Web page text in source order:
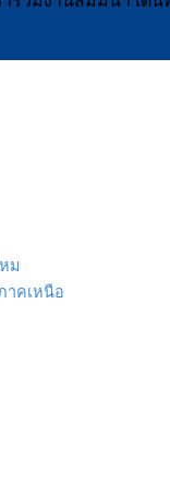
ม
าคเหนือ